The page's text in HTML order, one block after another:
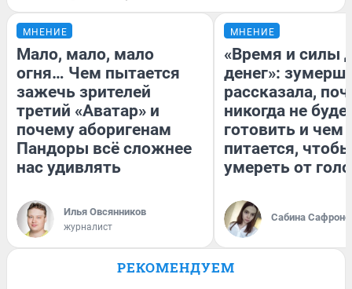
МНЕНИЕ
Мало, мало, мало
огня… Чем пытается
зажечь зрителей
третий «Аватар» и
почему аборигенам
Пандоры всё сложнее
нас удивлять
Илья Овсянников
журналист
МНЕНИЕ
«Время и силы
денег»:
рассказала,
никогда не
готовить и чем
питается,
умереть от
Сабина
РЕКОМЕНДУЕМ